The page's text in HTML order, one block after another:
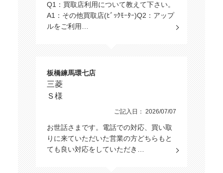
Q1：買取店利用について教えて下さい。
A1：その他買取店(ﾋﾞｯｸﾓｰﾀｰ)Q2：アップ
ルをご利用…
板橋練馬環七店
三菱
Ｓ様
ご記入日： 2026/07/07
お世話さまです。電話での対応、買い取
りに来ていただいた営業の方どちらもと
ても良い対応をしていただき…